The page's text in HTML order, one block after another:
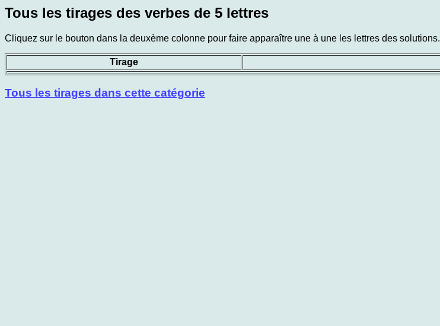
Tous les tirages des verbes de 5 lettres
Cliquez sur le bouton dans la deuxème colonne pour faire apparaître une à une les lettres des solutions.
Tirage
Tous les tirages dans cette catégorie